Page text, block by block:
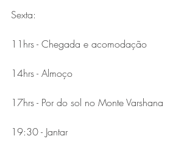
Sexta:
11hrs - Chegada e acomodação
14hrs - Almoço
17hrs - Por do sol no Monte Varshana
19:30 - Jantar